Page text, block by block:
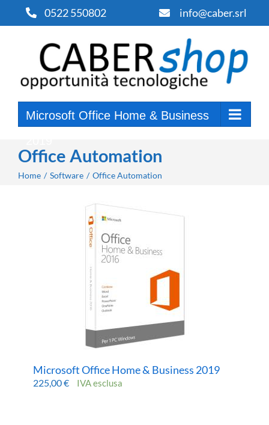
contenuto
0522 550802 info@caber.srl
Microsoft Office Home & Business
Office Automation
Home Software Office Automation
Microsoft Office Home & Business 2019
225,00€ IVA esclusa